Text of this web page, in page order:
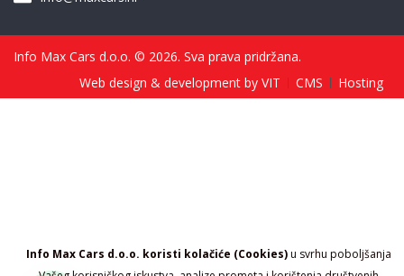
Info Max Cars d.o.o. koristi kolačiće (Cookies)u svrhu poboljšanja
Info Max Cars d.o.o. © 2026. Sva prava pridržana.
Web design & development by VIT
CMS Hosting